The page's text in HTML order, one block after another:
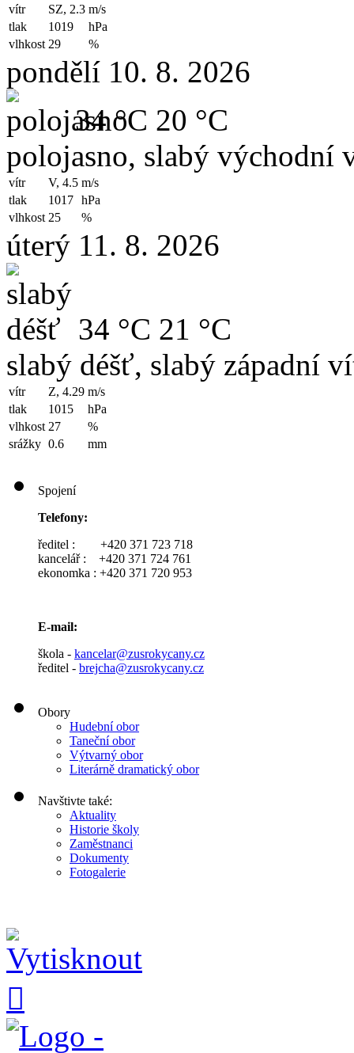
vítr SZ, 2.3 m/s
tlak
1019
hPa
vlhkost 29 %
pondělí 10. 8. 2026
34 °C 20 °C
polojasno, slabý východní
vítr V, 4.5 m/s
tlak
1017 hPa
vlhkost 25 %
úterý 11. 8. 2026
34 °C 21 °C
slabý déšť, slabý západní
vítr Z, 4.29 m/s
tlak
1015
hPa
vlhkost 27
%
srážky 0.6 mm
Spojení
Telefony:
ředitel : +420 371 723 718
kancelář : +420 371 724 761
ekonomka : +420 371 720 953
E-mail:
škola - kancelar@zusrokycany.cz
ředitel - brejcha@zusrokycany.cz
Obory
Hudební obor
Taneční obor
Výtvarný obor
Literárně dramatický obor
Navštivte také:
Aktuality
Historie školy
Zaměstnanci
Dokumenty
Fotogalerie
